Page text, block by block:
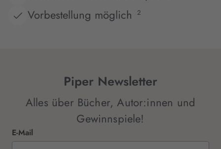
Vorbestellung möglich 2
Piper Newsletter
Alles über Bücher, Autor:innen und
Gewinnspiele!
E-Mail